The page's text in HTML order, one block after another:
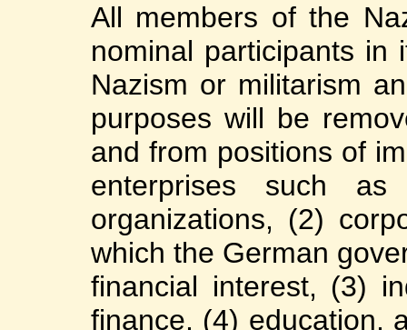
All members of the
nominal participants in
Nazism or militarism
purposes will be
and from positions of
enterprises such
organizations, (2)
which the German
financial interest, (3)
finance, (4) education,